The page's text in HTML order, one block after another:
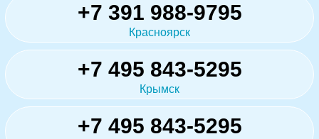
+7 391 988-9795
Красноярск
+7 495 843-5295
Крымск
+7 495 843-5295